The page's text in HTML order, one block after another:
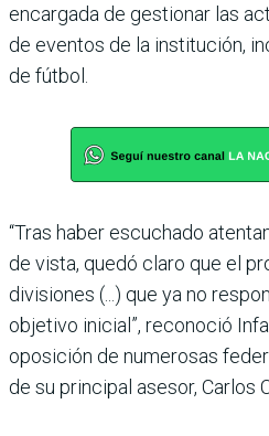
encargada de gestionar las
de eventos de la institución,
de fútbol.
“Tras haber escuchado
de vista, quedó claro que el
divisiones (...) que ya no
objetivo inicial”, reconoció
oposición de numerosas
de su principal asesor, Carlos